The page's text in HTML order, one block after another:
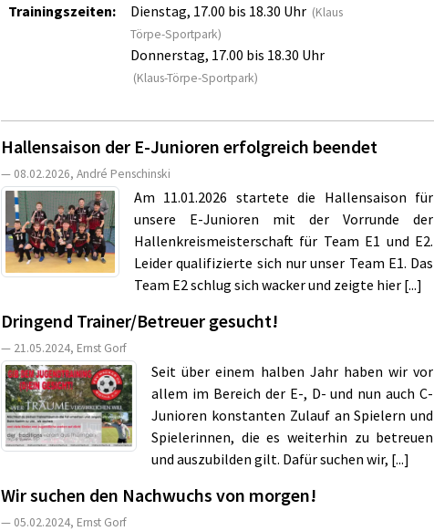
Trainingszeiten:
Dienstag, 17.00 bis 18.30 Uhr (Klaus
Törpe-Sportpark)
Donnerstag, 17.00 bis 18.30 Uhr
(Klaus-Törpe-Sportpark)
Hallensaison der E-Junioren erfolgreich beendet
— 08.02.2026, André Penschinski
Am 11.01.2026 startete die Hallensaison für
unsere E-Junioren mit der Vorrunde der
Hallenkreismeisterschaft für Team E1 und E2.
Leider qualifizierte sich nur unser Team E1. Das
Team E2 schlug sich wacker und zeigte hier [...]
Dringend Trainer/Betreuer gesucht!
— 21.05.2024, Ernst Gorf
Seit über einem halben Jahr haben wir vor
allem im Bereich der E-, D- und nun auch C-
Junioren konstanten Zulauf an Spielern und
Spielerinnen, die es weiterhin zu betreuen
und auszubilden gilt. Dafür suchen wir, [...]
Wir suchen den Nachwuchs von morgen!
— 05.02.2024, Ernst Gorf